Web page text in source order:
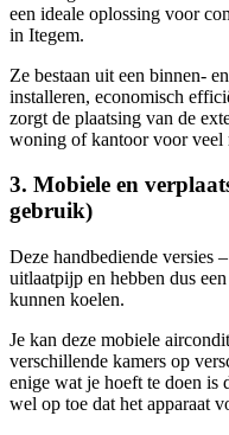
een ideale oplossing voor
in Itegem.
Ze bestaan uit een binnen-
installeren, economisch
zorgt de plaatsing van de
woning of kantoor voor veel
3. Mobiele en
gebruik)
Deze handbediende versies
uitlaatpijp en hebben dus
kunnen koelen.
Je kan deze mobiele
verschillende kamers op
enige wat je hoeft te doen is
wel op toe dat het apparaat